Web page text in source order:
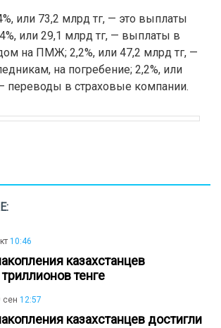
или 73,2 млрд тг, — это выплаты
или 29,1 млрд тг, — выплаты в
на ПМЖ; 2,2%, или 47,2 млрд тг, —
на погребение; 2,2%, или
переводы в страховые компании.
10:46
казахстанцев
тенге
сен 12:57
казахстанцев достигли